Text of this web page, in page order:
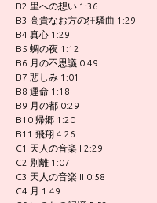
B2 里への想い 1:36
B3 高貴なお方の狂騒曲 1:29
B4 真心 1:29
B5 蜩の夜 1:12
B6 月の不思議 0:49
B7 悲しみ 1:01
B8 運命 1:18
B9 月の都 0:29
B10 帰郷 1:20
B11 飛翔 4:26
C1 天人の音楽 I 2:29
C2 別離 1:07
C3 天人の音楽 II 0:58
C4 月 1:49